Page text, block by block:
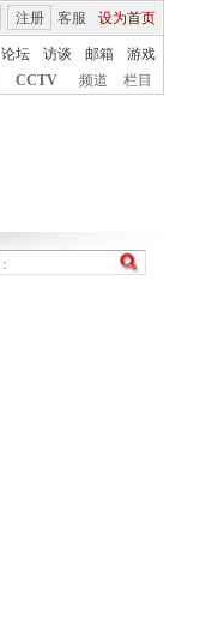
客服 设为首页
注册
论坛 访谈 邮箱
游戏
CCTV 频道 栏目